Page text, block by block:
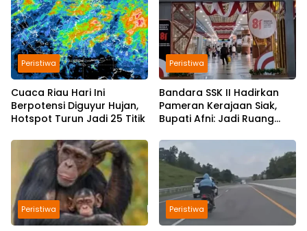
Peristiwa
Cuaca Riau Hari Ini
Berpotensi Diguyur Hujan,
Hotspot Turun Jadi 25 Titik
Peristiwa
Bandara SSK II Hadirkan
Pameran Kerajaan Siak,
Bupati Afni: Jadi Ruang
Peristiwa Peristiwa